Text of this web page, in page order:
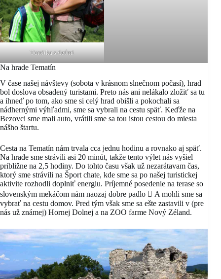
Tursitka s deťmi
Na hrade Tematín
V čase našej návštevy (sobota v krásnom slnečnom počasí), hrad
bol doslova obsadený turistami. Preto nás ani nelákalo zložiť sa tu
a ihneď po tom, ako sme si celý hrad obišli a pokochali sa
nádhernými výhľadmi, sme sa vybrali na cestu späť. Keďže na
Bezovci sme mali auto, vrátili sme sa tou istou cestou do miesta
nášho štartu.
Cesta na Tematín nám trvala cca jednu hodinu a rovnako aj späť.
Na hrade sme strávili asi 20 minút, takže tento výlet nás vyšiel
približne na 2,5 hodiny. Do tohto času však už nezarátavam čas,
ktorý sme strávili na Šport chate, kde sme sa po našej turistickej
aktivite rozhodli doplniť energiu. Príjemné posedenie na terase so
slovenským mekáčom nám naozaj dobre padlo  A mohli sme sa
vybrať na cestu domov. Pred tým však sme sa ešte zastavili v (pre
nás už známej) Hornej Dolnej a na ZOO farme Nový Zéland.